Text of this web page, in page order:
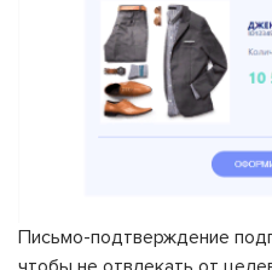
Письмо-подтверждение